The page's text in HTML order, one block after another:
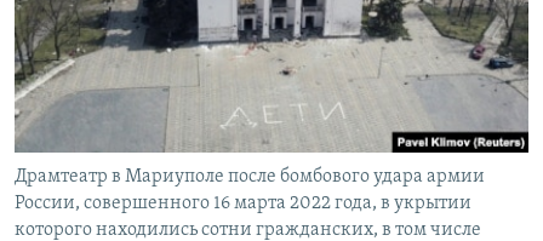
Драмтеатр в Мариуполе после бомбового удара армии
России, совершенного 16 марта 2022 года, в укрытии
которого находились сотни гражданских, в том числе